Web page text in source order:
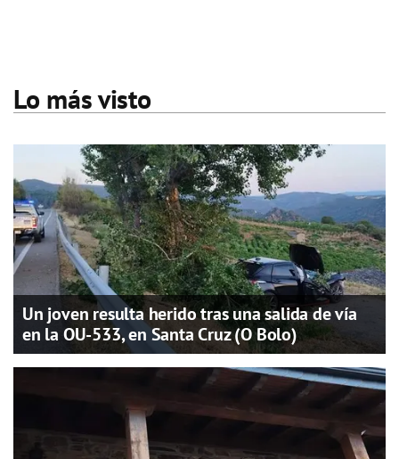
Lo más visto
Un joven resulta herido tras una salida de vía
en la OU-533, en Santa Cruz (O Bolo)